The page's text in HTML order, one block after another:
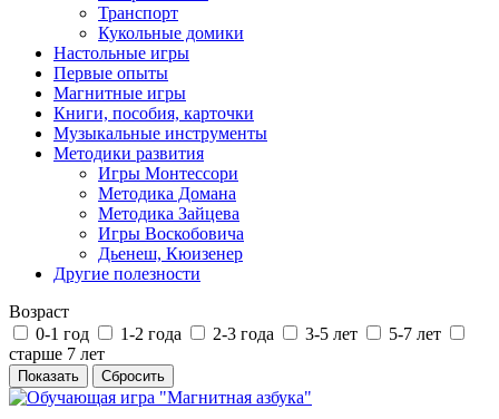
Транспорт
Кукольные домики
Настольные игры
Первые опыты
Магнитные игры
Книги, пособия, карточки
Музыкальные инструменты
Методики развития
Игры Монтессори
Методика Домана
Методика Зайцева
Игры Воскобовича
Дьенеш, Кюизенер
Другие полезности
Возраст
0-1 год
1-2 года 2-3 года 3-5 лет
5-7 лет
старше 7 лет